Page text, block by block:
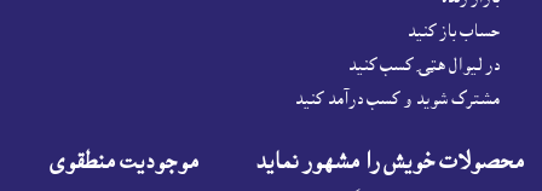
حساب باز کنيد
در لیوال هټۍ کسب کنید
مشترک شوید و کسب درآمد کنید
محصولات خويش را مشهور نمايد موجوديت منطقوى